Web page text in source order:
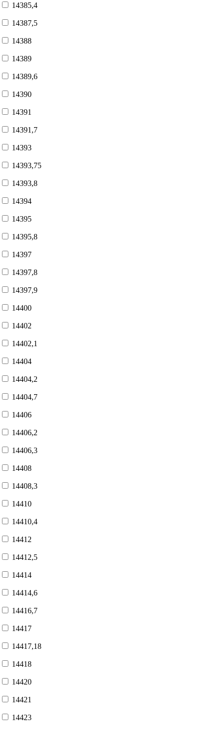
14385,4
14387,5
14388
14389
14389,6
14390
14391
14391,7
14393
14393,75
14393,8
14394
14395
14395,8
14397
14397,8
14397,9
14400
14402
14402,1
14404
14404,2
14404,7
14406
14406,2
14406,3
14408
14408,3
14410
14410,4
14412
14412,5
14414
14414,6
14416,7
14417
14417,18
14418
14420
14421
14423